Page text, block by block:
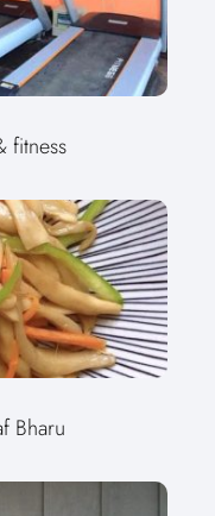
fitness
Bharu